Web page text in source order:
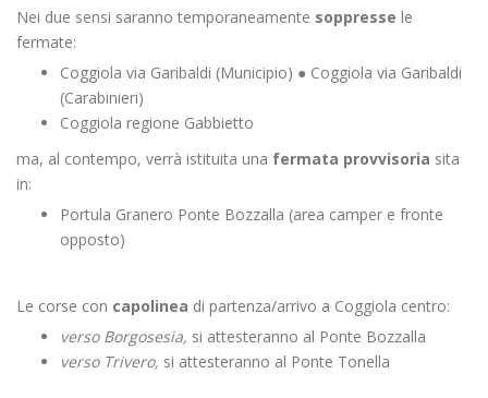
Nei due sensi saranno temporaneamente soppresse le
fermate:
Coggiola via Garibaldi (Municipio) ● Coggiola via Garibaldi
(Carabinieri)
Coggiola regione Gabbietto
ma, al contempo, verrà istituita una fermata provvisoria sita
in:
Portula Granero Ponte Bozzalla (area camper e fronte
opposto)
Le corse con capolinea di partenza/arrivo a Coggiola centro:
verso Borgosesia, si attesteranno al Ponte Bozzalla
verso Trivero, si attesteranno al Ponte Tonella